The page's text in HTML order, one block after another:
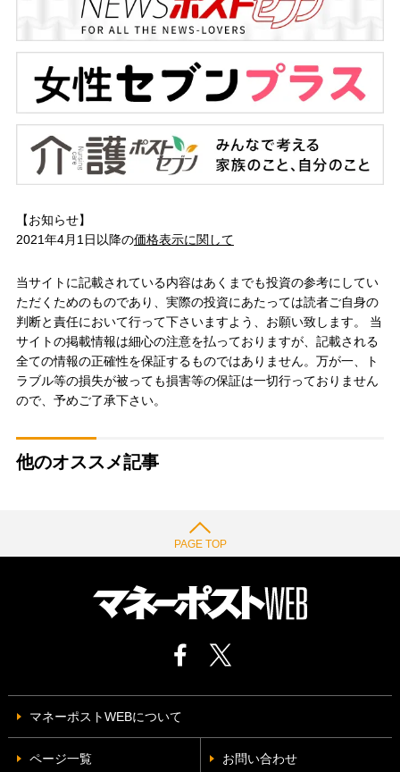
【お知らせ】
2021年4月1日以降の価格表示に関して
当サイトに記載されている内容はあくまでも投資の参考にしてい
ただくためのものであり、実際の投資にあたっては読者ご自身の
判断と責任において行って下さいますよう、お願い致します。 当
サイトの掲載情報は細心の注意を払っておりますが、記載される
全ての情報の正確性を保証するものではありません。万が一、ト
ラブル等の損失が被っても損害等の保証は一切行っておりません
ので、予めご了承下さい。
他のオススメ記事
PAGE TOP
マネーポストWEBについて
ページ一覧 お問い合わせ